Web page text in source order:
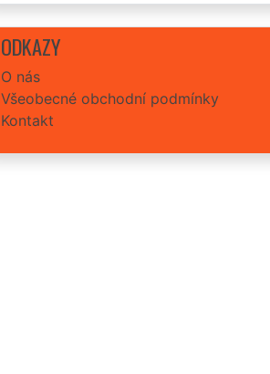
ODKAZY
O nás
Všeobecné obchodní podmínky
Kontakt